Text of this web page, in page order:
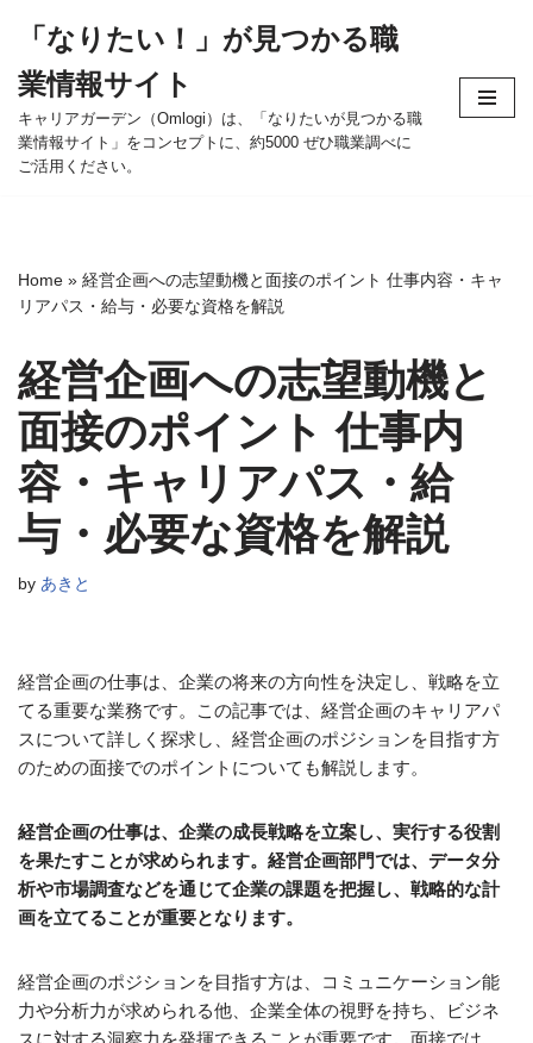
ン
テ
ン
ツ
ッ
プ
「なりたい！」が見つかる職
業情報サイト
キャリアガーデン（Omlogi）は、「なりたいが見つかる職
業情報サイト」をコンセプトに、約5000 ぜひ職業調べに
ご活用ください。
Home » 経営企画への志望動機と面接のポイント 仕事内容・キャ
リアパス・給与・必要な資格を解説
経営企画への志望動機と
面接のポイント 仕事内
容・キャリアパス・給
与・必要な資格を解説
by あきと
経営企画の仕事は、企業の将来の方向性を決定し、戦略を立
てる重要な業務です。この記事では、経営企画のキャリアパ
スについて詳しく探求し、経営企画のポジションを目指す方
のための面接でのポイントについても解説します。
経営企画の仕事は、企業の成長戦略を立案し、実行する役割
を果たすことが求められます。経営企画部門では、データ分
析や市場調査などを通じて企業の課題を把握し、戦略的な計
画を立てることが重要となります。
経営企画のポジションを目指す方は、コミュニケーション能
力や分析力が求められる他、企業全体の視野を持ち、ビジネ
スに対する洞察力を発揮できることが重要です。面接では、